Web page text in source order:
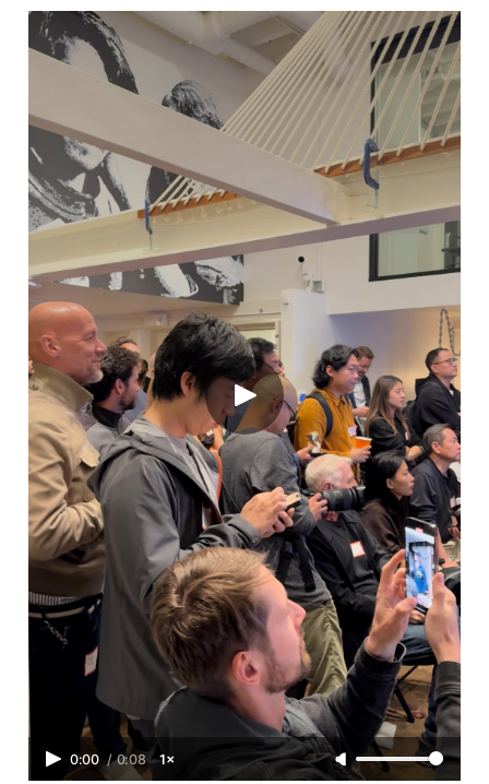
0:00 / 0:08 1×